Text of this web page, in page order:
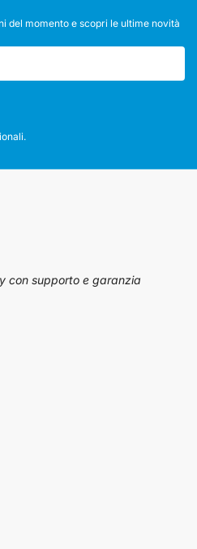
del momento e scopri le ultime novità
con supporto e garanzia